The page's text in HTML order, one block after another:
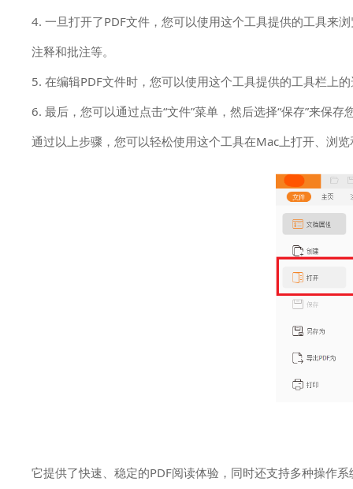
4. 一旦打开了PDF文件，您可以使用这个工具提供的工具来
注释和批注等。
5. 在编辑PDF文件时，您可以使用这个工具提供的工具栏上
6. 最后，您可以通过点击“文件”菜单，然后选择“保存”来保
通过以上步骤，您可以轻松使用这个工具在Mac上打开、浏
它提供了快速、稳定的PDF阅读体验，同时还支持多种操作